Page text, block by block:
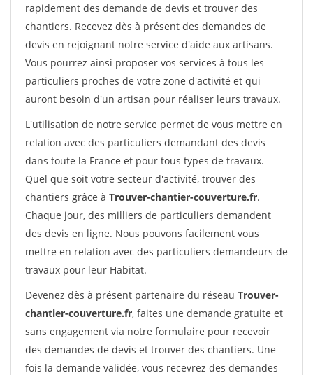
rapidement des demande de devis et trouver des
chantiers. Recevez dès à présent des demandes de
devis en rejoignant notre service d'aide aux artisans.
Vous pourrez ainsi proposer vos services à tous les
particuliers proches de votre zone d'activité et qui
auront besoin d'un artisan pour réaliser leurs travaux.
L'utilisation de notre service permet de vous mettre en
relation avec des particuliers demandant des devis
dans toute la France et pour tous types de travaux.
Quel que soit votre secteur d'activité, trouver des
chantiers grâce à Trouver-chantier-couverture.fr.
Chaque jour, des milliers de particuliers demandent
des devis en ligne. Nous pouvons facilement vous
mettre en relation avec des particuliers demandeurs de
travaux pour leur Habitat.
Devenez dès à présent partenaire du réseau Trouver-
chantier-couverture.fr, faites une demande gratuite et
sans engagement via notre formulaire pour recevoir
des demandes de devis et trouver des chantiers. Une
fois la demande validée, vous recevrez des demandes